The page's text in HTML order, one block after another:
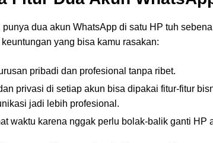
punya dua akun WhatsApp di satu HP tuh
yang bisa kamu rasakan:
pribadi dan profesional tanpa ribet.
privasi di setiap akun bisa dipakai fitur-fitur
jadi lebih profesional.
waktu karena nggak perlu bolak-balik ganti HP